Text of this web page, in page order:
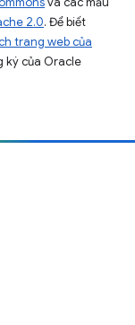
2.0. Để biết
trang web của
ký của Oracle